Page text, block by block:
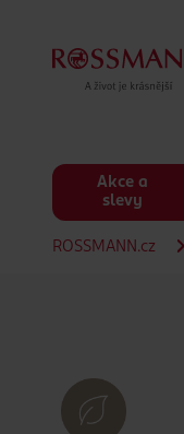
Akce a
slevy
ROSSMANN.cz